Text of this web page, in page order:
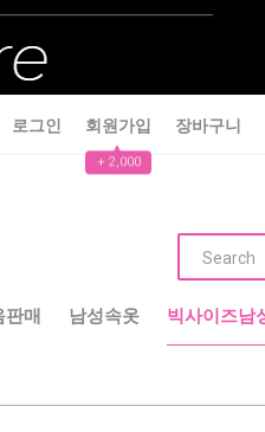
로그인 회원가입
▲
+ 2,000
장바구니
판매 남성속옷 빅사이즈남